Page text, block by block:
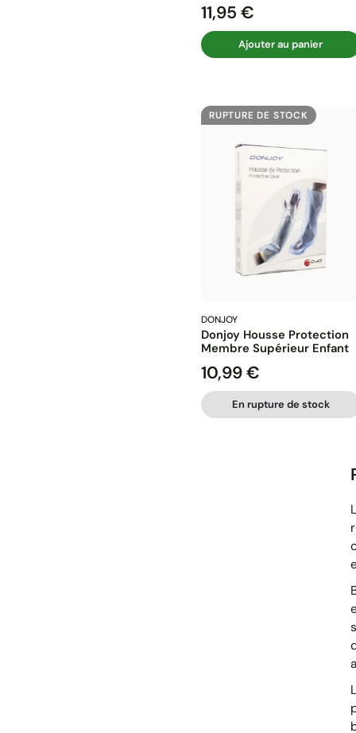
Prix
11,95 €
Ajouter au panier
RUPTURE DE STOCK
DONJOY
Donjoy Housse Protection
Membre Supérieur Enfant
Prix
10,99 €
En rupture de stock